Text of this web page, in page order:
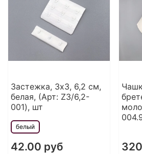
Застежка, 3х3, 6,2 см,
белая, (Арт: Z3/6,2-
001), шт
белый
42.00 руб